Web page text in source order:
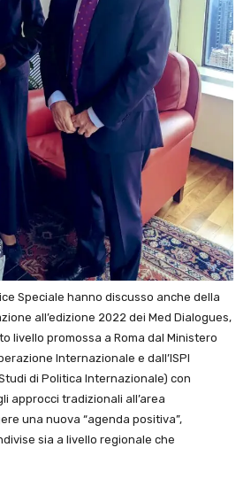
Speciale hanno discusso anche della
all’edizione 2022 dei Med Dialogues,
livello promossa a Roma dal Ministero
Internazionale e dall’ISPI
di Politica Internazionale) con
approcci tradizionali all’area
una nuova “agenda positiva”,
sia a livello regionale che